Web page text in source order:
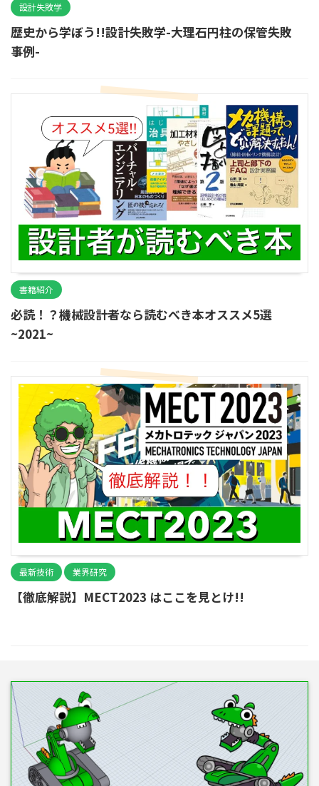
設計失敗学
歴史から学ぼう!!設計失敗学-大理石円柱の保管失敗
事例-
書籍紹介
必読！？機械設計者なら読むべき本オススメ5選
~2021~
最新技術 業界研究
【徹底解説】MECT2023 はここを見とけ!!